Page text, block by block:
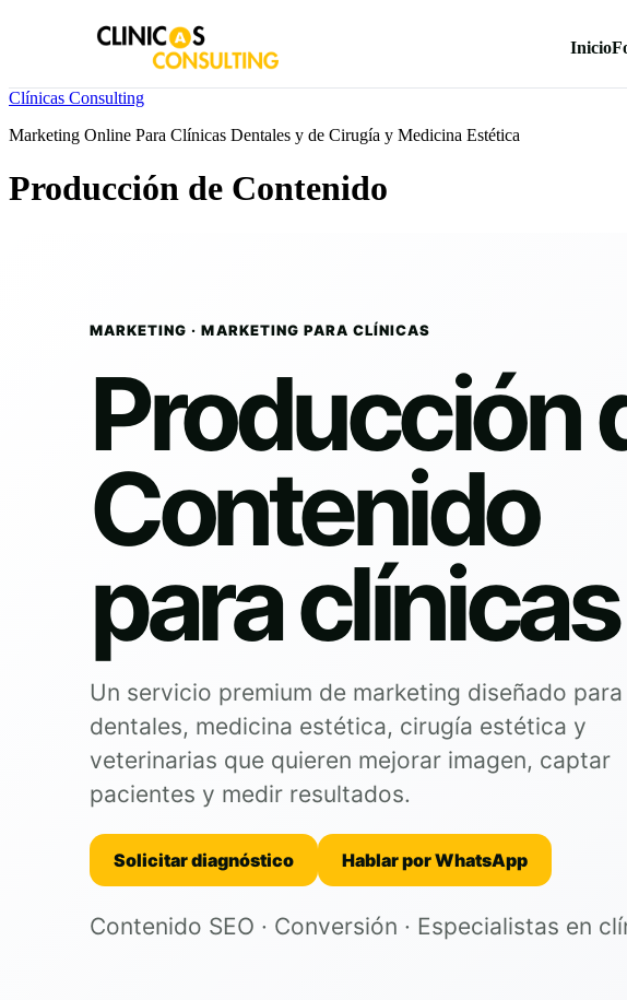
Inicio
Skip
content
Clínicas Consulting
Marketing Online Para Clínicas Dentales y de Cirugía y Medicina Estética
Producción de Contenido
MARKETING · MARKETING PARA CLÍNICAS
Producción
Contenido
para clínicas
Un servicio premium de marketing diseñado
dentales, medicina estética, cirugía estética y
veterinarias que quieren mejorar imagen, captar
pacientes y medir resultados.
Solicitar diagnóstico Hablar por WhatsApp
Contenido SEO · Conversión · Especialistas en